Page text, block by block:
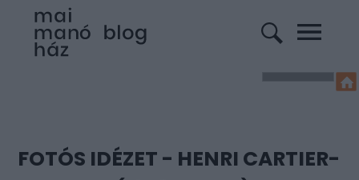
FOTÓS IDÉZET - HENRI CARTIER-